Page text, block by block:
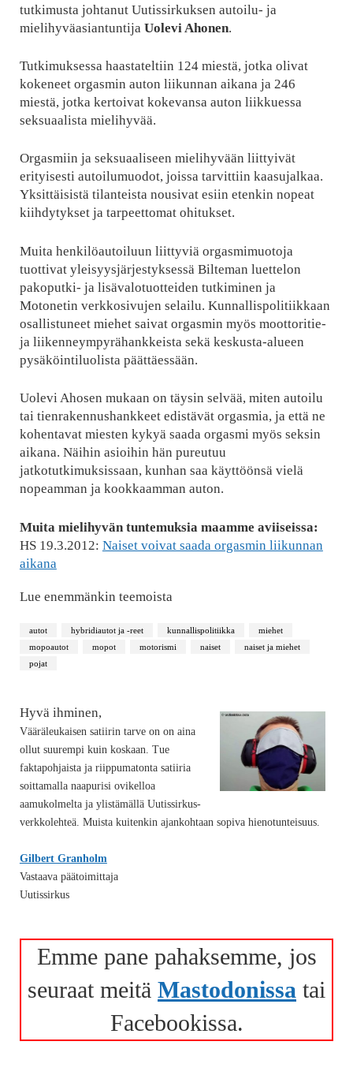
tutkimusta johtanut Uutissirkuksen autoilu- ja
mielihyväasiantuntija Uolevi Ahonen.
Tutkimuksessa haastateltiin 124 miestä, jotka olivat
kokeneet orgasmin auton liikunnan aikana ja 246
miestä, jotka kertoivat kokevansa auton liikkuessa
seksuaalista mielihyvää.
Orgasmiin ja seksuaaliseen mielihyvään liittyivät
erityisesti autoilumuodot, joissa tarvittiin kaasujalkaa.
Yksittäisistä tilanteista nousivat esiin etenkin nopeat
kiihdytykset ja tarpeettomat ohitukset.
Muita henkilöautoiluun liittyviä orgasmimuotoja
tuottivat yleisyysjärjestyksessä Bilteman luettelon
pakoputki- ja lisävalotuotteiden tutkiminen ja
Motonetin verkkosivujen selailu. Kunnallispolitiikkaan
osallistuneet miehet saivat orgasmin myös moottoritie-
ja liikenneympyrähankkeista sekä keskusta-alueen
pysäköintiluolista päättäessään.
Uolevi Ahosen mukaan on täysin selvää, miten autoilu
tai tienrakennushankkeet edistävät orgasmia, ja että ne
kohentavat miesten kykyä saada orgasmi myös seksin
aikana. Näihin asioihin hän pureutuu
jatkotutkimuksissaan, kunhan saa käyttöönsä vielä
nopeamman ja kookkaamman auton.
Muita mielihyvän tuntemuksia maamme aviiseissa:
HS 19.3.2012: Naiset voivat saada orgasmin liikunnan
aikana
Lue enemmänkin teemoista
autot hybridiautot ja -reet kunnallispolitiikka
miehet
mopoautot
mopot motorismi naiset
naiset ja miehet
pojat
Hyvä ihminen,
Vääräleukaisen satiirin tarve on on aina
ollut suurempi kuin koskaan. Tue
faktapohjaista ja riippumatonta satiiria
soittamalla naapurisi ovikelloa
aamukolmelta ja ylistämällä Uutissirkus-
verkkolehteä. Muista kuitenkin ajankohtaan sopiva hienotunteisuus.
Gilbert Granholm
Vastaava päätoimittaja
Uutissirkus
Emme pane pahaksemme, jos
seuraat meitä Mastodonissa tai
Facebookissa.